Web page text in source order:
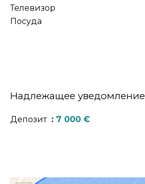
Телевизор
Посуда
Надлежащее уведомление
Депозит 7 000 €